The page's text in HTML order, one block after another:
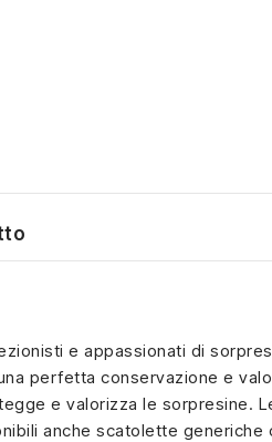
e appassionati di
perfetta conservazione e
e valorizza le
anche scatolette